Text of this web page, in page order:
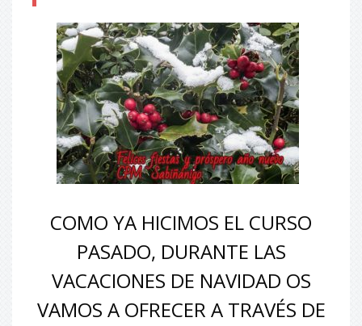
COMO YA HICIMOS EL CURSO
PASADO, DURANTE LAS
VACACIONES DE NAVIDAD OS
VAMOS A OFRECER A TRAVÉS DE